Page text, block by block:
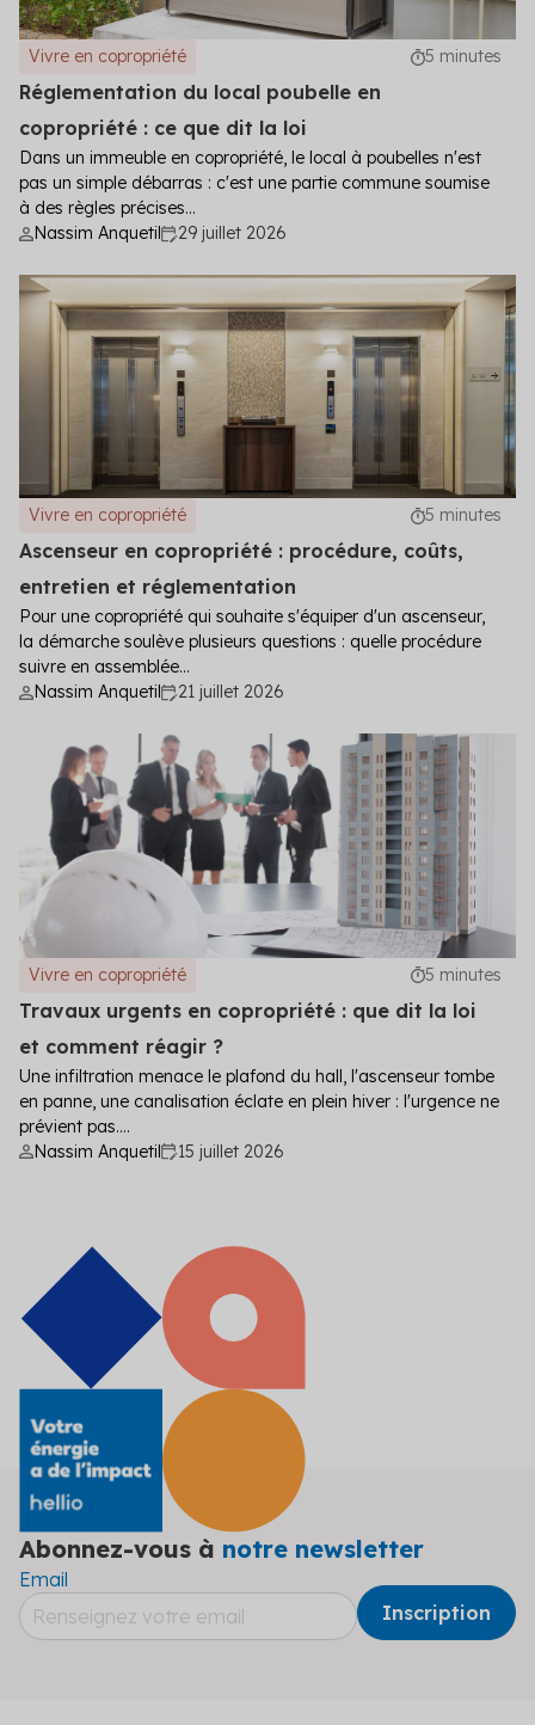
Vivre en copropriété 5 minutes
Réglementation du local poubelle en
copropriété : ce que dit la loi
Dans un immeuble en copropriété, le local à poubelles n'est
pas un simple débarras : c'est une partie commune soumise
à des règles précises...
Nassim Anquetil
29 juillet 2026
Vivre en copropriété 5 minutes
Ascenseur en copropriété : procédure, coûts,
entretien et réglementation
Pour une copropriété qui souhaite s'équiper d'un ascenseur,
la démarche soulève plusieurs questions : quelle procédure
suivre en assemblée...
Nassim Anquetil
21 juillet 2026
Vivre en copropriété 5 minutes
Travaux urgents en copropriété : que dit la loi
et comment réagir ?
Une infiltration menace le plafond du hall, l'ascenseur tombe
en panne, une canalisation éclate en plein hiver : l'urgence ne
prévient pas....
Nassim Anquetil
15 juillet 2026
Abonnez-vous à notre newsletter
Email